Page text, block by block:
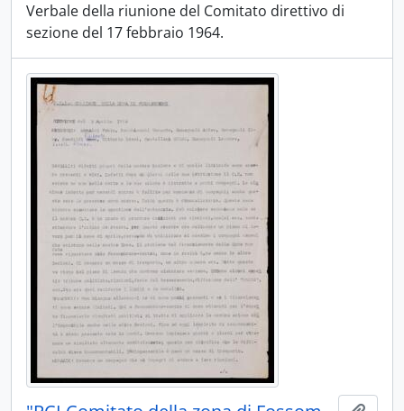
Verbale della riunione del Comitato direttivo di
sezione del 17 febbraio 1964.